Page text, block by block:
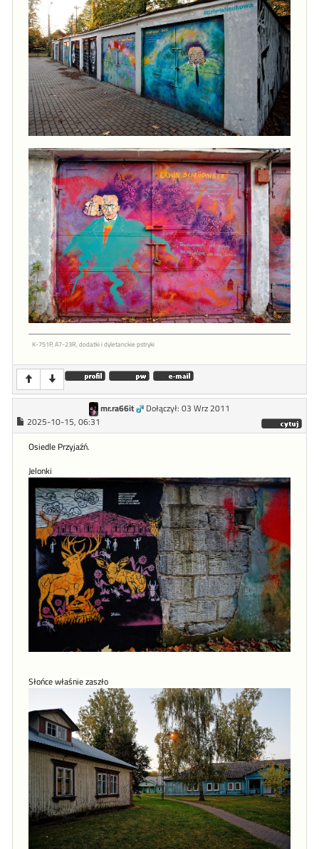
K-751P, A7-23R, dodatki i dyletanckie pstryki
mr.ra66it
Dołączył: 03 Wrz 2011
2025-10-15, 06:31
Osiedle Przyjaźń.
Jelonki
Słońce właśnie zaszło